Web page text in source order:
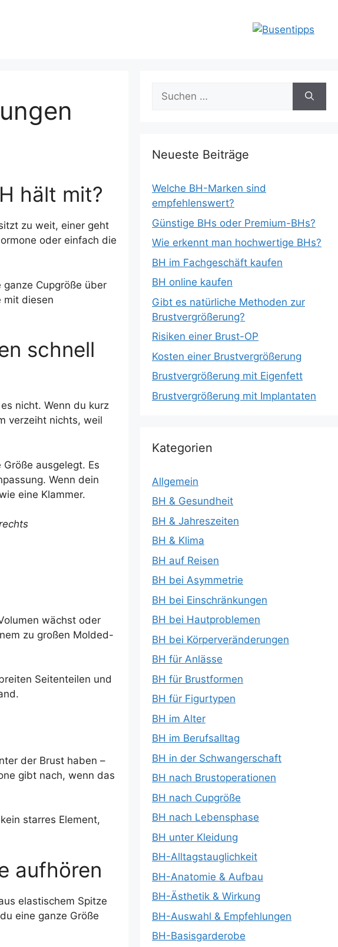
hält mit?
zu weit, einer geht
oder einfach die
Cupgröße über
mit diesen
schnell
nicht. Wenn du kurz
verzeiht nichts, weil
ausgelegt. Es
Wenn dein
eine Klammer.
wächst oder
zu großen Molded-
Seitenteilen und
der Brust haben –
gibt nach, wenn das
starres Element,
aufhören
elastischem Spitze
eine ganze Größe
Suchen
nach:
Neueste Beiträge
Welche BH-Marken sind
empfehlenswert?
Günstige BHs oder Premium-BHs?
Wie erkennt man hochwertige BHs?
BH im Fachgeschäft kaufen
BH online kaufen
Gibt es natürliche Methoden zur
Brustvergrößerung?
Risiken einer Brust-OP
Kosten einer Brustvergrößerung
Brustvergrößerung mit Eigenfett
Brustvergrößerung mit Implantaten
Kategorien
Allgemein
BH & Gesundheit
BH & Jahreszeiten
BH & Klima
BH auf Reisen
BH bei Asymmetrie
BH bei Einschränkungen
BH bei Hautproblemen
BH bei Körperveränderungen
BH für Anlässe
BH für Brustformen
BH für Figurtypen
BH im Alter
BH im Berufsalltag
BH in der Schwangerschaft
BH nach Brustoperationen
BH nach Cupgröße
BH nach Lebensphase
BH unter Kleidung
BH-Alltagstauglichkeit
BH-Anatomie & Aufbau
BH-Ästhetik & Wirkung
BH-Auswahl & Empfehlungen
BH-Basisgarderobe